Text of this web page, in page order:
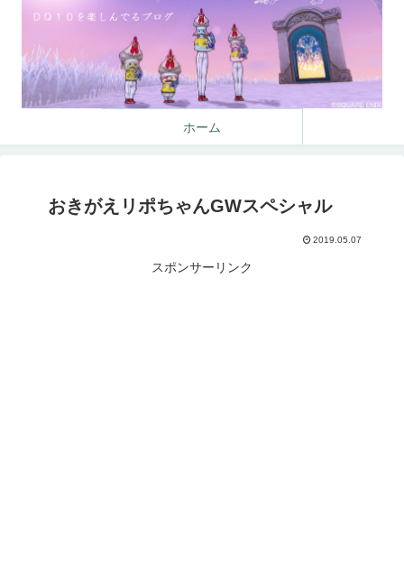
ホーム
おきがえリポちゃんGWスペシャル
2019.05.07
スポンサーリンク